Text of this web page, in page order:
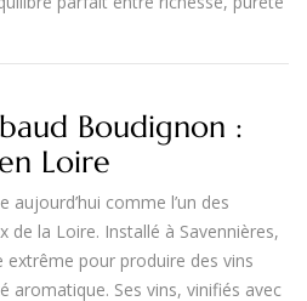
Boudignon :
Loire
aujourd’hui comme l’un des
de la Loire. Installé à Savennières,
extrême pour produire des vins
aromatique. Ses vins, vinifiés avec